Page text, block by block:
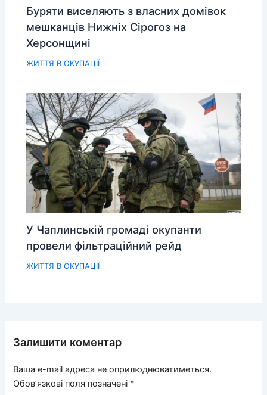
Буряти виселяють з власних домівок
мешканців Нижніх Сірогоз на
Херсонщині
ЖИТТЯ В ОКУПАЦІЇ
У Чаплинській громаді окупанти
провели фільтраційний рейд
ЖИТТЯ В ОКУПАЦІЇ
Залишити коментар
Ваша e-mail адреса не оприлюднюватиметься.
Обов’язкові поля позначені *